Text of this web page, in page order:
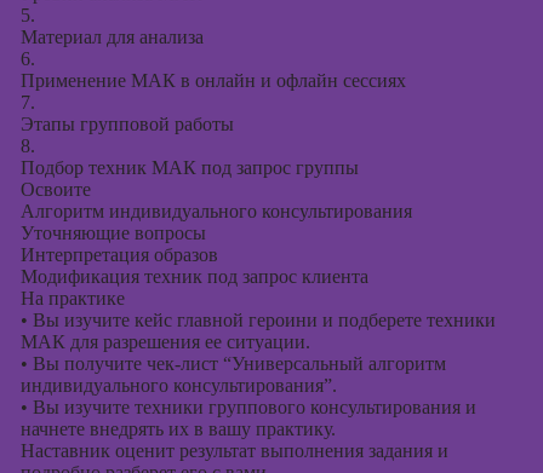
5.
Материал для анализа
6.
Применение МАК в онлайн и офлайн сессиях
7.
Этапы групповой работы
8.
Подбор техник МАК под запрос группы
Освоите
Алгоритм индивидуального консультирования
Уточняющие вопросы
Интерпретация образов
Модификация техник под запрос клиента
На практике
• Вы изучите кейс главной героини и подберете техники
МАК для разрешения ее ситуации.
• Вы получите чек-лист “Универсальный алгоритм
индивидуального консультирования”.
• Вы изучите техники группового консультирования и
начнете внедрять их в вашу практику.
Наставник оценит результат выполнения задания и